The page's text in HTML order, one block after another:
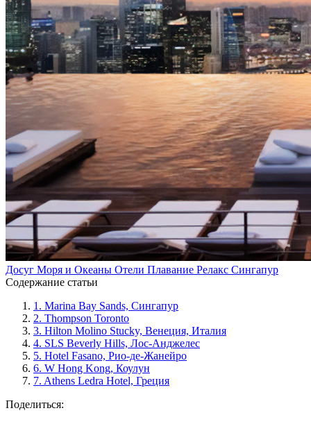
Досуг Моря и Океаны Отели Плавание Релакс Сингапур
Содержание статьи
1. Marina Bay Sands, Сингапур
2. Thompson Toronto
3. Hilton Molino Stucky, Венеция, Италия
4. SLS Beverly Hills, Лос-Анджелес
5. Hotel Fasano, Рио-де-Жанейро
6. W Hong Kong, Коулун
7. Athens Ledra Hotel, Греция
Поделиться: